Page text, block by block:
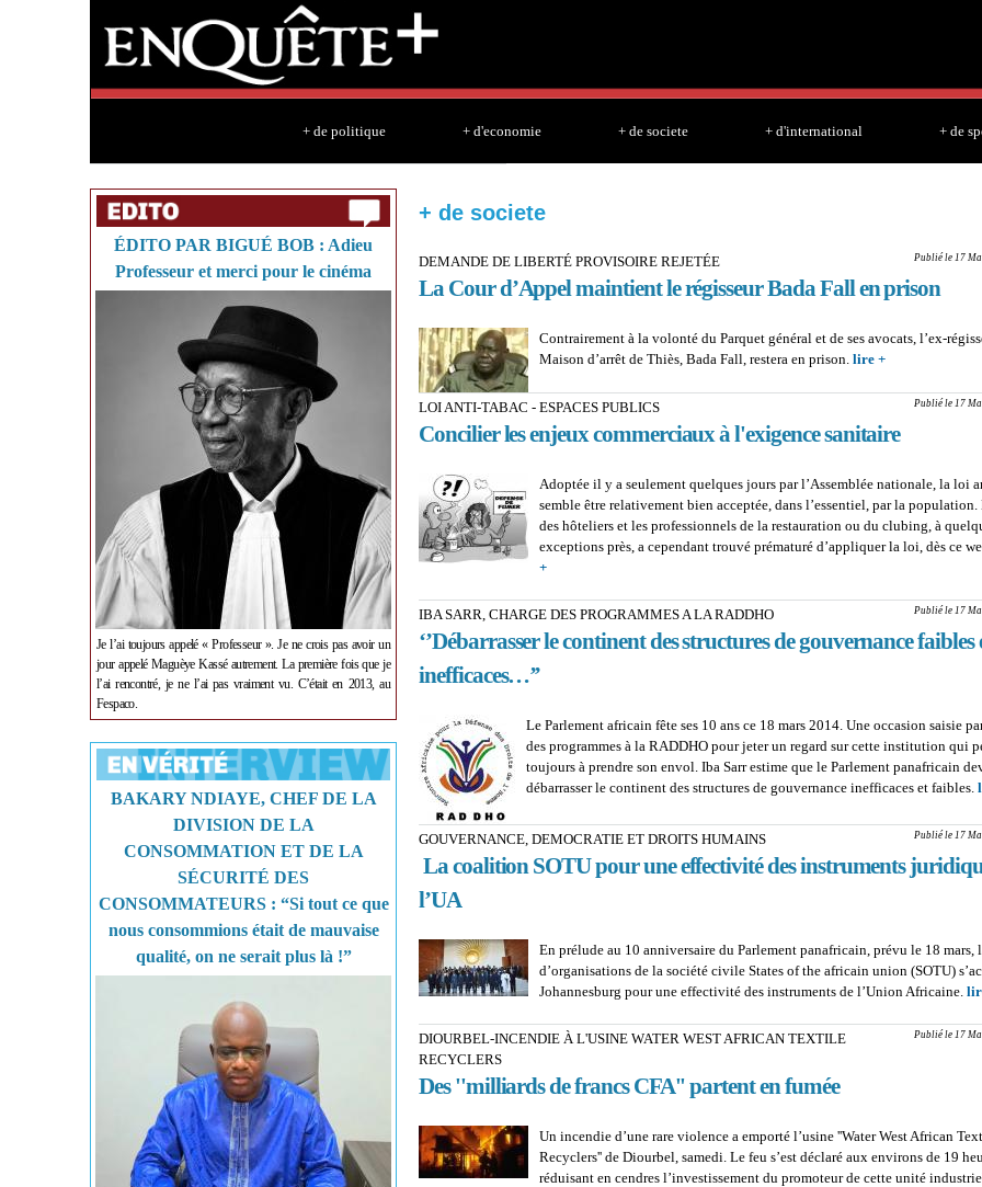
+ de politique + d'economie + de societe + d'international + de
ÉDITO PAR BIGUÉ BOB : Adieu
Professeur et merci pour le cinéma
Je l’ai toujours appelé « Professeur ». Je ne crois pas avoir un
jour appelé Maguèye Kassé autrement. La première fois que je
l’ai rencontré, je ne l’ai pas vraiment vu. C’était en 2013, au
Fespaco.
BAKARY NDIAYE, CHEF DE LA
DIVISION DE LA
CONSOMMATION ET DE LA
SÉCURITÉ DES
CONSOMMATEURS : “Si tout ce que
nous consommions était de mauvaise
qualité, on ne serait plus là !”
+ de societe
Publié le 17
DEMANDE DE LIBERTÉ PROVISOIRE REJETÉE
La Cour d’Appel maintient le régisseur Bada Fall en prison
Contrairement à la volonté du Parquet général et de ses avocats, l’ex-
Maison d’arrêt de Thiès, Bada Fall, restera en prison. lire +
REJETÉE :
régisseur Bada
Publié le 17
LOI ANTI-TABAC - ESPACES PUBLICS
Concilier les enjeux commerciaux à l'exigence sanitaire
Adoptée il y a seulement quelques jours par l’Assemblée nationale, la loi
semble être relativement bien acceptée, dans l’essentiel, par la population.
des hôteliers et les professionnels de la restauration ou du clubing, à
exceptions près, a cependant trouvé prématuré d’appliquer la loi, dès ce
+
Publié le 17
IBA SARR, CHARGE DES PROGRAMMES A LA RADDHO
‘’Débarrasser le continent des structures de gouvernance faibles
inefficaces…’’
Le Parlement africain fête ses 10 ans ce 18 mars 2014. Une occasion saisie
des programmes à la RADDHO pour jeter un regard sur cette institution qui
toujours à prendre son envol. Iba Sarr estime que le Parlement panafricain
débarrasser le continent des structures de gouvernance inefficaces et faibles.
Publié le 17
GOUVERNANCE, DEMOCRATIE ET DROITS HUMAINS
La coalition SOTU pour une effectivité des instruments
l’UA
En prélude au 10 anniversaire du Parlement panafricain, prévu le 18
d’organisations de la société civile States of the africain union (SOTU)
Johannesburg pour une effectivité des instruments de l’Union Africaine.
Publié le 17
DIOURBEL-INCENDIE À L'USINE WATER WEST AFRICAN TEXTILE
RECYCLERS
Des ''milliards de francs CFA'' partent en fumée
Un incendie d’une rare violence a emporté l’usine ''Water West African
Recyclers'' de Diourbel, samedi. Le feu s’est déclaré aux environs de 19
réduisant en cendres l’investissement du promoteur de cette unité